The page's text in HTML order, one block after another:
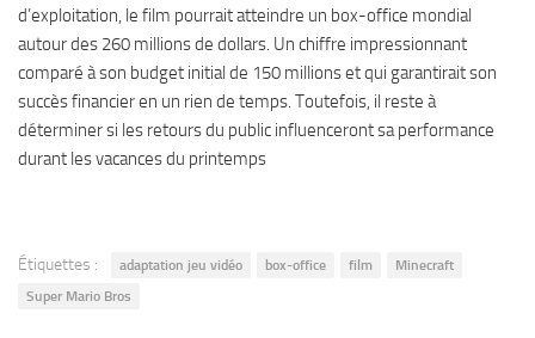
d’exploitation, le film pourrait atteindre un box-office mondial
autour des 260 millions de dollars. Un chiffre impressionnant
comparé à son budget initial de 150 millions et qui garantirait son
succès financier en un rien de temps. Toutefois, il reste à
déterminer si les retours du public influenceront sa performance
durant les vacances du printemps
Étiquettes : adaptation jeu vidéo box-office film
Minecraft
Super Mario Bros